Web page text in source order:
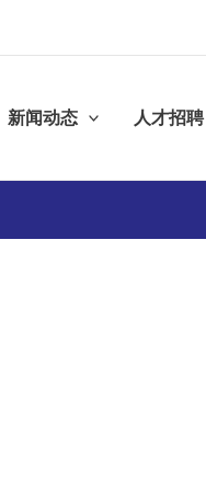
新闻动态 人才招聘